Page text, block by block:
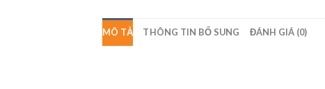
MÔ TẢ THÔNG TIN BỔ SUNG ĐÁNH GIÁ (0)